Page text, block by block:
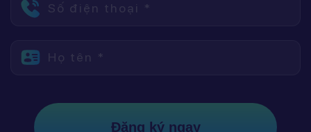
Số điện thoại *
Họ tên *
Đăng ký ngay